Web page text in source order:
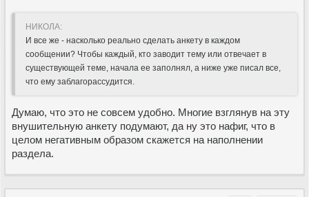
НИКОЛА:
И все же - насколько реально сделать анкету в каждом
сообщении? Чтобы каждый, кто заводит тему или отвечает в
существующей теме, начала ее заполнял, а ниже уже писал все,
что ему заблагорассудится.
Думаю, что это не совсем удобно. Многие взглянув на эту
внушительную анкету подумают, да ну это нафиг, что в
целом негативным образом скажется на наполнении
раздела.